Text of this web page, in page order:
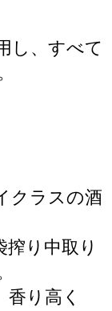
し、すべて
クラスの酒
搾り中取り
香り高く